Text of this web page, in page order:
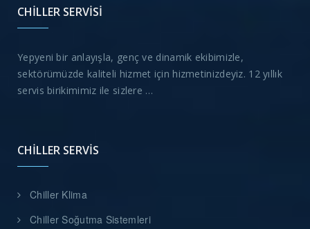
CHILLER SERVISI
Yepyeni bir anlayışla, genç ve dinamik ekibimizle,
sektörümüzde kaliteli hizmet için hizmetinizdeyiz. 12 yıllık
servis birikimimiz ile sizlere …
CHILLER SERVIS
Chiller Klima
Chiller Soğutma Sistemleri